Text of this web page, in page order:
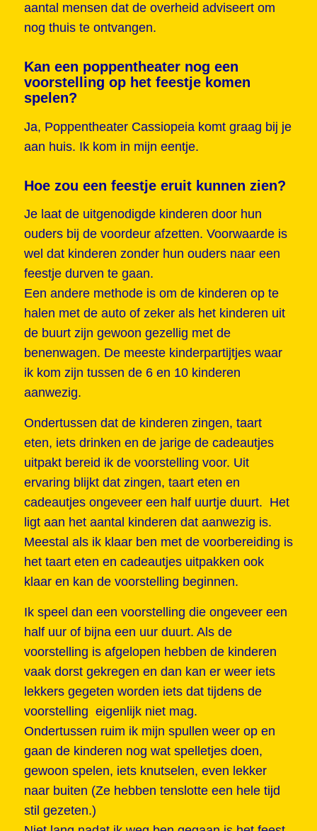
aantal mensen dat de overheid adviseert om
nog thuis te ontvangen.
Kan een poppentheater nog een
voorstelling op het feestje komen
spelen?
Ja, Poppentheater Cassiopeia komt graag bij je
aan huis. Ik kom in mijn eentje.
Hoe zou een feestje eruit kunnen zien?
Je laat de uitgenodigde kinderen door hun
ouders bij de voordeur afzetten. Voorwaarde is
wel dat kinderen zonder hun ouders naar een
feestje durven te gaan.
Een andere methode is om de kinderen op te
halen met de auto of zeker als het kinderen uit
de buurt zijn gewoon gezellig met de
benenwagen. De meeste kinderpartijtjes waar
ik kom zijn tussen de 6 en 10 kinderen
aanwezig.
Ondertussen dat de kinderen zingen, taart
eten, iets drinken en de jarige de cadeautjes
uitpakt bereid ik de voorstelling voor. Uit
ervaring blijkt dat zingen, taart eten en
cadeautjes ongeveer een half uurtje duurt. Het
ligt aan het aantal kinderen dat aanwezig is.
Meestal als ik klaar ben met de voorbereiding is
het taart eten en cadeautjes uitpakken ook
klaar en kan de voorstelling beginnen.
Ik speel dan een voorstelling die ongeveer een
half uur of bijna een uur duurt. Als de
voorstelling is afgelopen hebben de kinderen
vaak dorst gekregen en dan kan er weer iets
lekkers gegeten worden iets dat tijdens de
voorstelling eigenlijk niet mag.
Ondertussen ruim ik mijn spullen weer op en
gaan de kinderen nog wat spelletjes doen,
gewoon spelen, iets knutselen, even lekker
naar buiten (Ze hebben tenslotte een hele tijd
stil gezeten.)